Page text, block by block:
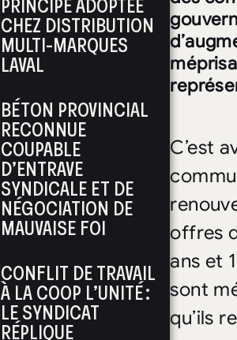
CHEZ DISTRIBUTION
MULTI-MARQUES
LAVAL
BÉTON PROVINCIAL
RECONNUE
COUPABLE
D’ENTRAVE
SYNDICALE ET DE
NÉGOCIATION DE
MAUVAISE FOI
CONFLIT DE TRAVAIL
À LA COOP L’UNITÉ :
LE SYNDICAT
RÉPLIQUE
C’est
offres
ans et
sont
qu’ils